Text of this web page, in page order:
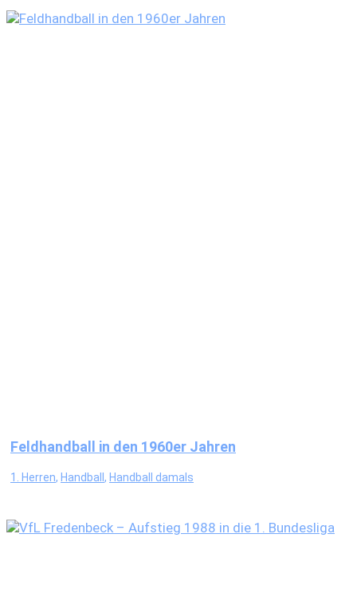
Feldhandball in den 1960er Jahren
1. Herren, Handball, Handball damals